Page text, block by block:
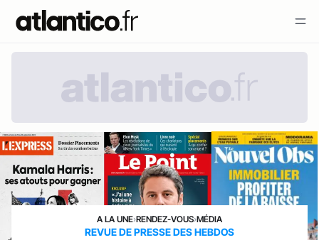
A LA UNE›RENDEZ-VOUS›MÉDIA
REVUE DE PRESSE DES HEBDOS